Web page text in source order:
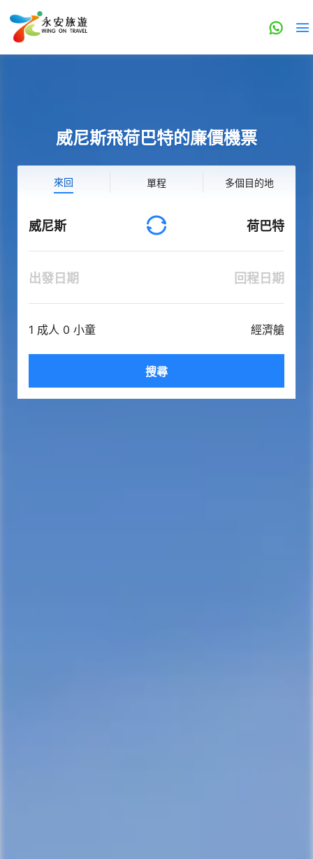
威尼斯飛荷巴特的廉價機票
來回 單程 多個目的地
威尼斯 荷巴特
出發日期 回程日期
1 成人 0 小童 經濟艙
搜尋